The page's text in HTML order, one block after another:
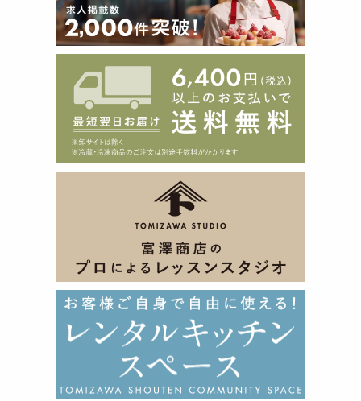
＜作り方＞
・電子レンジを使います ・作業時間約60分 ＜セット材料
(水まんじゅうカップ 10個分)＞
水まんじゅうの素25g、グラニュー糖75g、こしあん200g、水
まんじゅうカップ(フタ付)10個
＜用意する物＞
＜使用する道具＞
耐熱ボウル(電子レンジ対応のもの)、ゴムベラ、ホイッパー、
①こしあんを20gずつに分けて丸める。(10等分)
②耐熱ボウルに水まんじゅうの素とグラニュー糖を入れ、ホイ
③②に水を入れ、ムラがないようにしっかりと混ぜ合わせる。
④③をラップなどで覆わずに電子レンジに入れ、600Wで5分
加熱する。
⑤一度レンジから取り出してゴムベラで全体をよく混ぜ、さら
に4分加熱する。※加熱時間はレンジの機種により異なります
ので状態を見て調整してください。
⑥⑤の生地を水まんじゅうカップの半分まで入れる。
⑦①の丸めたこしあんを、⑥のカップの中心より少し下に来る